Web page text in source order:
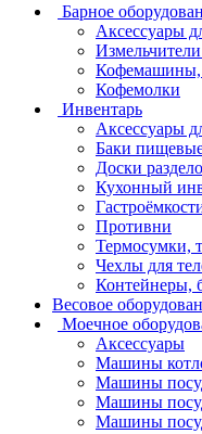
Барное
Аксессуары
Измельчители
Кофемашины,
Кофемолки
Инвентарь
Аксессуары
Баки
Доски
Кухонный
Противни
Термосумки,
Чехлы для
Контейнеры,
Весовое
Моечное
Аксессуары
Машины
Машины
Машины
Машины